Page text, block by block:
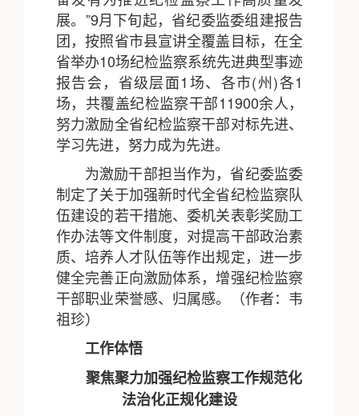
展。”9月下旬起，省纪委监委组建报告
团，按照省市县宣讲全覆盖目标，在全
省举办10场纪检监察系统先进典型事迹
报告会，省级层面1场、各市(州)各1
场，共覆盖纪检监察干部11900余人，
努力激励全省纪检监察干部对标先进、
学习先进，努力成为先进。
为激励干部担当作为，省纪委监委
制定了关于加强新时代全省纪检监察队
伍建设的若干措施、委机关表彰奖励工
作办法等文件制度，对提高干部政治素
质、培养人才队伍等作出规定，进一步
健全完善正向激励体系，增强纪检监察
干部职业荣誉感、归属感。（作者：韦
祖珍）
工作体悟
聚焦聚力加强纪检监察工作规范化
法治化正规化建设